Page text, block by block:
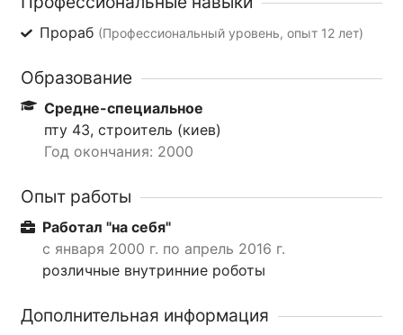
Прораб (Профессиональный уровень, опыт 12 лет)
Образование
Средне-специальное
пту 43, строитель (киев)
Год окончания: 2000
Опыт работы
Работал "на себя"
с января 2000 г. по апрель 2016 г.
розличные внутринние роботы
Дополнительная информация